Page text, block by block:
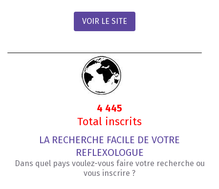
VOIR LE SITE
4 445
Total inscrits
LA RECHERCHE FACILE DE VOTRE
REFLEXOLOGUE
Dans quel pays voulez-vous faire votre recherche ou
vous inscrire ?